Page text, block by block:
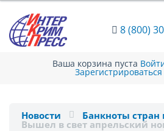
8 (800)
Ваша корзина пуста
Зарегистрироваться
Новости Банкноты
Вышел в свет апрельский